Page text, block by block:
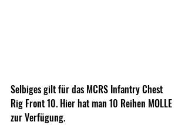
Selbiges gilt für das MCRS Infantry Chest
Rig Front 10. Hier hat man 10 Reihen MOLLE
zur Verfügung.